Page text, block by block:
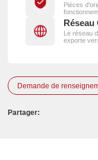
Pièces
Réseau
Le réseau
exporte
Demande de
Partager: